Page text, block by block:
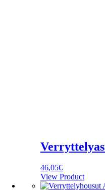
46,05€
View Product